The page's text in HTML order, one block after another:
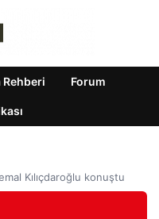
Rehberi Forum
Kılıçdaroğlu konuştu